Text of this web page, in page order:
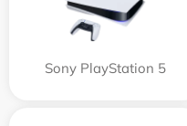
Sony PlayStation 5